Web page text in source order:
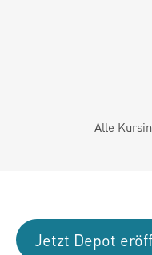
Alle
Jetzt Depot